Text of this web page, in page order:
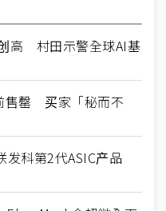
高 村田示警全球AI基
售罄 买家「秘而不
科第2代ASIC产品